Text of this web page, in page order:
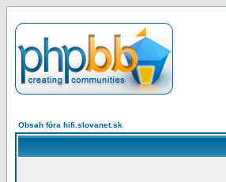
Obsah fóra hifi.slovanet.sk